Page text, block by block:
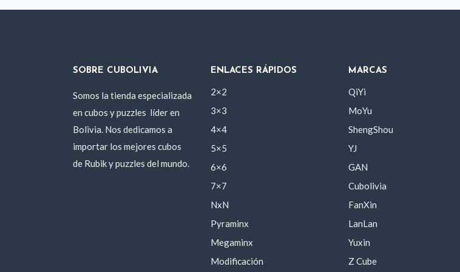
SOBRE CUBOLIVIA
Somos la tienda especializada
en cubos y puzzles líder en
Bolivia. Nos dedicamos a
importar los mejores cubos
de Rubik y puzzles del mundo.
ENLACES RÁPIDOS
2×2
3×3
4×4
5×5
6×6
7×7
NxN
Pyraminx
Megaminx
Modificación
MARCAS
QiYi
MoYu
ShengShou
YJ
GAN
Cubolivia
FanXin
LanLan
Yuxin
Z Cube